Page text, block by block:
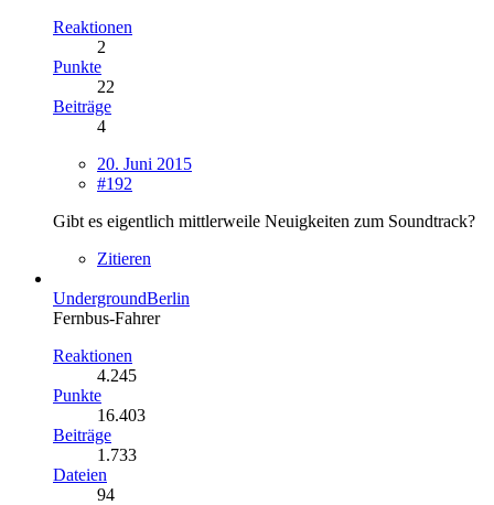
Reaktionen
2
Punkte
22
Beiträge
4
20. Juni 2015
#192
Gibt es eigentlich mittlerweile Neuigkeiten zum Soundtrack?
Zitieren
UndergroundBerlin
Fernbus-Fahrer
Reaktionen
4.245
Punkte
16.403
Beiträge
1.733
Dateien
94